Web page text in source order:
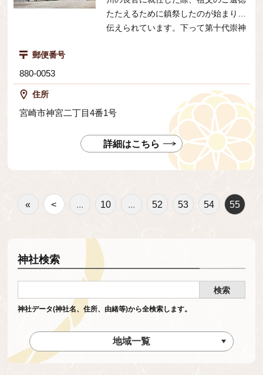
たたえるために鎮祭したのが始まりと
伝えられています。下って第十代崇神
（おうじん）天皇の御代、日向の国造
が修造鎮祭（しゅうぞうちんさい）せ
られた旨が旧記に伝えられています。
現在の社殿は、明治四十年に建て替え
られたもので日向の名材狭野杉を用い
白木で銅板葺きの神明造りでありま
郵便番号
880-0053
住所
宮崎市神宮二丁目4番1号
詳細はこちら
« < ... 10 ... 52 53 54 55
神社検索
神社データ(神社名、住所、由緒等)から全検索します。
地域一覧